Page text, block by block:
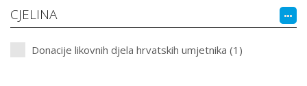
CJELINA
Donacije likovnih djela hrvatskih umjetnika (1)